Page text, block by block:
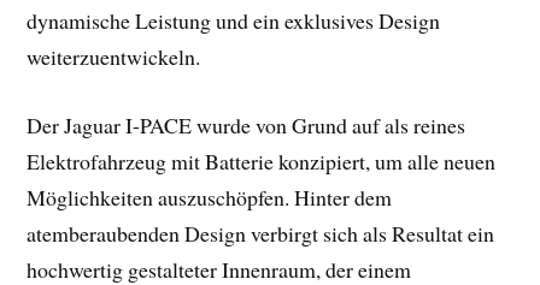
dynamische Leistung und ein exklusives Design
weiterzuentwickeln.
Der Jaguar I-PACE wurde von Grund auf als reines
Elektrofahrzeug mit Batterie konzipiert, um alle neuen
Möglichkeiten auszuschöpfen. Hinter dem
atemberaubenden Design verbirgt sich als Resultat ein
hochwertig gestalteter Innenraum, der einem